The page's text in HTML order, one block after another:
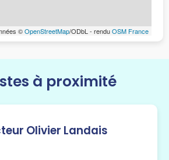
©OpenStreetMap/ODbL - renduOSM France
à proximité
Olivier Landais